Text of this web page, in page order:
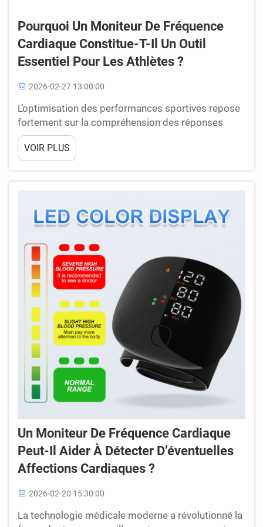
Pourquoi Un Moniteur De Fréquence
Cardiaque Constitue-T-Il Un Outil
Essentiel Pour Les Athlètes ?
2026-02-27 13:00:00
L’optimisation des performances sportives repose
fortement sur la compréhension des réponses
physiologiques pendant l’entraînement et la
compétition. Les athlètes et les passionnés de
fitness modernes se tournent de plus en plus vers
VOIR PLUS
Un Moniteur De Fréquence Cardiaque
Peut-Il Aider À Détecter D’éventuelles
Affections Cardiaques ?
2026-02-20 15:30:00
La technologie médicale moderne a révolutionné la